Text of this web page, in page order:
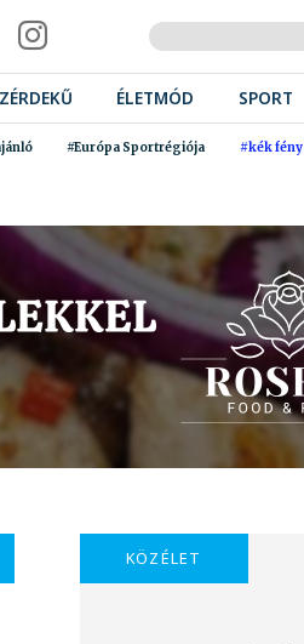
ÉLETMÓD SPORT
#Európa Sportrégiója #kék fény
KÖZÉLET